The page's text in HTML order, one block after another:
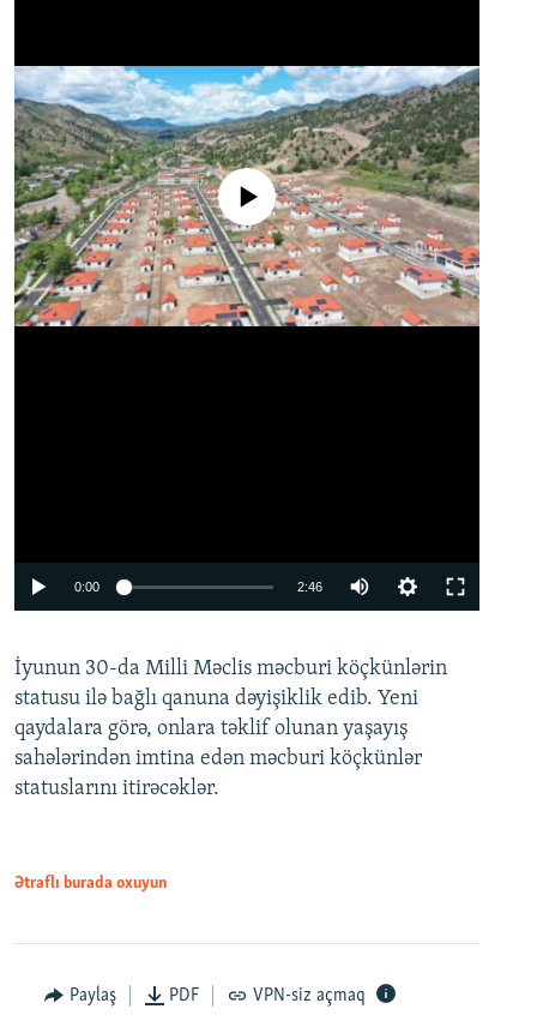
Auto 240p 360p 480p
No media source currently available
0:00 2:46
360p
480p
720p
İyunun 30-da Milli Məclis məcburi köçkünlərin
statusu ilə bağlı qanuna dəyişiklik edib. Yeni
qaydalara görə, onlara təklif olunan yaşayış
sahələrindən imtina edən məcburi köçkünlər
statuslarını itirəcəklər.
Ətraflı burada oxuyun
Paylaş PDF VPN-siz açmaq